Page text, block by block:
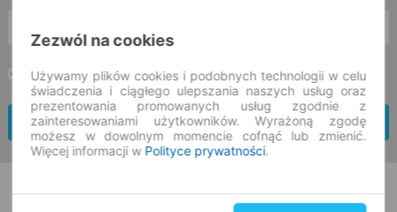
Preferuj bez przesiadek Tylko bilet online
Znajdź połączenie
Zezwól na cookies
Używamy plików cookies i podobnych technologii w celu
świadczenia i ciągłego ulepszania naszych usług oraz
prezentowania promowanych usług zgodnie z
zainteresowaniami użytkowników. Wyrażoną zgodę
możesz w dowolnym momencie cofnąć lub zmienić.
Więcej informacji w Polityce prywatności.